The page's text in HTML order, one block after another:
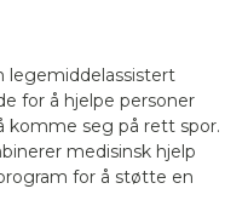
legemiddelassistert
for å hjelpe personer
komme seg på rett spor.
medisinsk hjelp
for å støtte en